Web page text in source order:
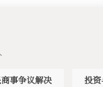
事争议解决 投